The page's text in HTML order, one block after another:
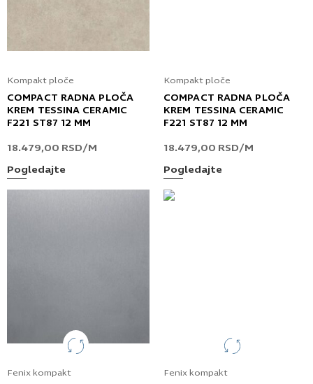
Kompakt ploče
COMPACT RADNA PLOČA
KREM TESSINA CERAMIC
F221 ST87 12 MM
18.479,00 RSD/M
Pogledajte
Kompakt ploče
COMPACT RADNA PLOČA
KREM TESSINA CERAMIC
F221 ST87 12 MM
18.479,00 RSD/M
Pogledajte
Fenix kompakt Fenix kompakt